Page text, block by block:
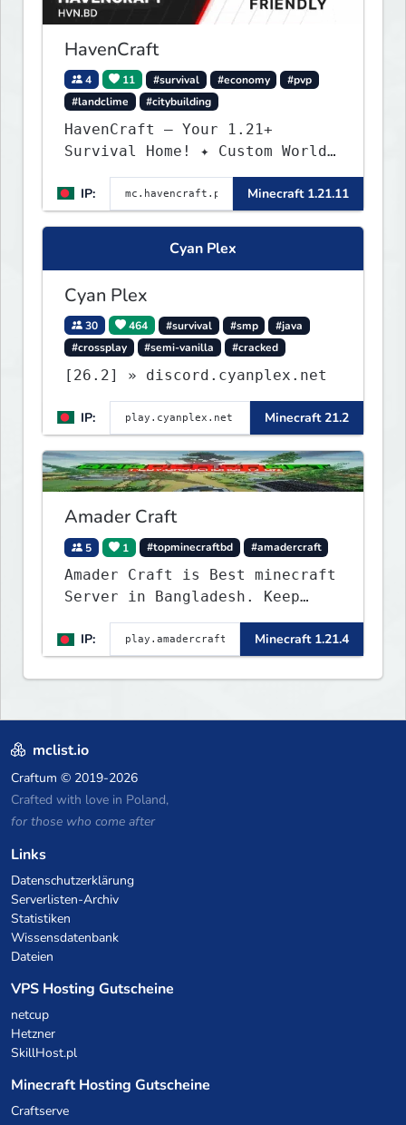
HavenCraft
4 11 #survival #economy
#pvp
#landclime
#citybuilding
HavenCraft — Your 1.21+
Survival Home! ✦ Custom World
— Unique terrain generation ✦
Player Economy — Trade & build
wealth ✦ Land Claims — Protect
what you build ✦ Weekly Events
— Always something fun ✦ Zero
IP: Minecraft 1.21.11
Cyan Plex
Cyan Plex
30 464 #survival #smp
#java
#crossplay
#semi-vanilla #cracked
[26.2] » discord.cyanplex.net
IP: Minecraft 21.2
Amader Craft
5 1 #topminecraftbd #amadercraft
Amader Craft is Best minecraft
Server in Bangladesh. Keep
Crafting with Amader Craft,
IP:
Minecraft 1.21.4
mclist.io
Craftum © 2019-2026
Crafted with love in Poland,
for those who come after
Links
Datenschutzerklärung
Serverlisten-Archiv
Statistiken
Wissensdatenbank
Dateien
VPS Hosting Gutscheine
netcup
Hetzner
SkillHost.pl
Minecraft Hosting Gutscheine
Craftserve